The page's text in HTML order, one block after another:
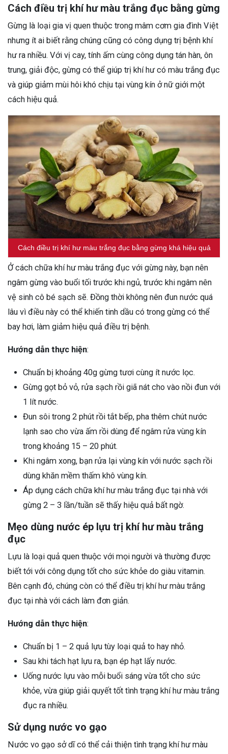
Cách điều trị khí hư màu trắng đục bằng gừng
Gừng là loại gia vị quen thuộc trong mâm cơm gia đình Việt
nhưng ít ai biết rằng chúng cũng có công dụng trị bệnh khí
hư ra nhiều. Với vị cay, tính ấm cùng công dụng tán hàn, ôn
trung, giải độc, gừng có thể giúp trị khí hư có màu trắng đục
và giúp giảm mùi hôi khó chịu tại vùng kín ở nữ giới một
cách hiệu quả.
Cách điều trị khí hư màu trắng đục bằng gừng khá hiệu quả
Ở cách chữa khí hư màu trắng đục với gừng này, bạn nên
ngâm gừng vào buổi tối trước khi ngủ, trước khi ngâm nên
vệ sinh cô bé sạch sẽ. Đồng thời không nên đun nước quá
lâu vì điều này có thể khiến tinh dầu có trong gừng có thể
bay hơi, làm giảm hiệu quả điều trị bệnh.
Hướng dẫn thực hiện:
Chuẩn bị khoảng 40g gừng tươi cùng ít nước lọc.
Gừng gọt bỏ vỏ, rửa sạch rồi giã nát cho vào nồi đun với
1 lít nước.
Đun sôi trong 2 phút rồi tắt bếp, pha thêm chút nước
lạnh sao cho vừa ấm rồi dùng để ngâm rửa vùng kín
trong khoảng 15 – 20 phút.
Khi ngâm xong, bạn rửa lại vùng kín với nước sạch rồi
dùng khăn mềm thấm khô vùng kín.
Áp dụng cách chữa khí hư màu trắng đục tại nhà với
gừng 2 – 3 lần/tuần sẽ thấy hiệu quả bất ngờ.
Mẹo dùng nước ép lựu trị khí hư màu trắng
đục
Lựu là loại quả quen thuộc với mọi người và thường được
biết tới với công dụng tốt cho sức khỏe do giàu vitamin.
Bên cạnh đó, chúng còn có thể điều trị khí hư màu trắng
đục tại nhà với cách làm đơn giản.
Hướng dẫn thực hiện:
Chuẩn bị 1 – 2 quả lựu tùy loại quả to hay nhỏ.
Sau khi tách hạt lựu ra, bạn ép hạt lấy nước.
Uống nước lựu vào mỗi buổi sáng vừa tốt cho sức
khỏe, vừa giúp giải quyết tốt tình trạng khí hư màu trắng
đục ra nhiều.
Sử dụng nước vo gạo
Nước vo gạo sở dĩ có thể cải thiện tình trạng khí hư màu